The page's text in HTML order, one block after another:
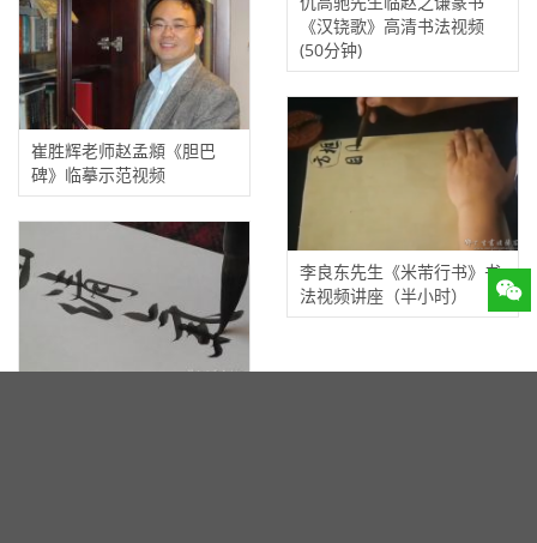
崔胜辉老师赵孟頫《胆巴
碑》临摹示范视频
《汉铙歌》高清书法视频
(50分钟)
李良东先生《米芾行书》书
法视频讲座（半小时）